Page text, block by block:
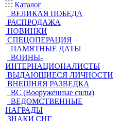
Каталог
ВЕЛИКАЯ ПОБЕДА
РАСПРОДАЖА
НОВИНКИ
СПЕЦОПЕРАЦИЯ
ПАМЯТНЫЕ ДАТЫ
ВОИНЫ-
ИНТЕРНАЦИОНАЛИСТЫ
ВЫДАЮЩИЕСЯ ЛИЧНОСТИ
ВНЕШНЯЯ РАЗВЕДКА
ВС (Вооруженные силы)
ВЕДОМСТВЕННЫЕ
НАГРАДЫ
ЗНАКИ СНГ